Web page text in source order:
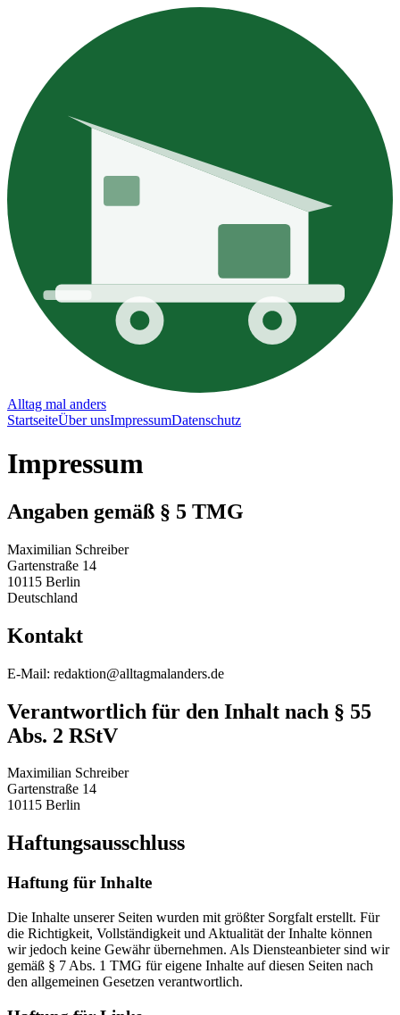
Alltag mal anders
StartseiteÜber unsImpressumDatenschutz
Impressum
Angaben gemäß § 5 TMG
Maximilian Schreiber
Gartenstraße 14
10115 Berlin
Deutschland
Kontakt
E-Mail: redaktion@alltagmalanders.de
Verantwortlich für den Inhalt nach § 55
Abs. 2 RStV
Maximilian Schreiber
Gartenstraße 14
10115 Berlin
Haftungsausschluss
Haftung für Inhalte
Die Inhalte unserer Seiten wurden mit größter Sorgfalt erstellt. Für
die Richtigkeit, Vollständigkeit und Aktualität der Inhalte können
wir jedoch keine Gewähr übernehmen. Als Diensteanbieter sind wir
gemäß § 7 Abs. 1 TMG für eigene Inhalte auf diesen Seiten nach
den allgemeinen Gesetzen verantwortlich.